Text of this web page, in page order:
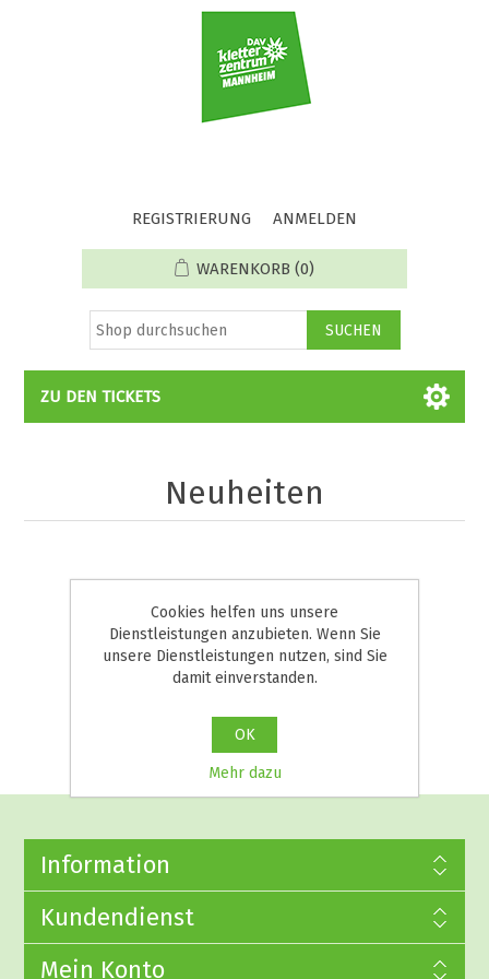
REGISTRIERUNG ANMELDEN
WARENKORB (0)
ZU DEN TICKETS
Neuheiten
Information
Kundendienst
Mein Konto
Cookies helfen uns unsere
Dienstleistungen anzubieten. Wenn Sie
unsere Dienstleistungen nutzen, sind Sie
damit einverstanden.
OK
Mehr dazu